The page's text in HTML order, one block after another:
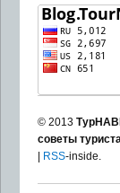
© 2013
советы
| RSS-inside.